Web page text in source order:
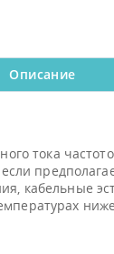
Описание
тока
кабельные